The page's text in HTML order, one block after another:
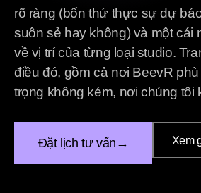
rõ ràng (bốn thứ thực sự dự
suôn sẻ hay không) và một cái
về vị trí của từng loại studio.
điều đó, gồm cả nơi BeevR
trọng không kém, nơi chúng tôi
Đặt lịch tư vấn → Xem